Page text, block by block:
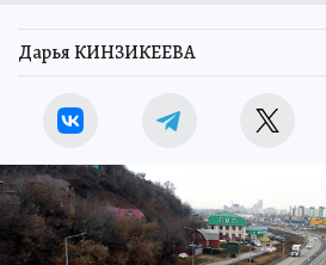
Дарья КИНЗИКЕЕВА